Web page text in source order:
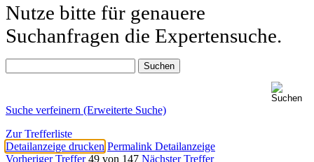
Nutze bitte für genauere
Suchanfragen die Expertensuche.
Suche verfeinern (Erweiterte Suche)
Zur Trefferliste
Detailanzeige drucken Permalink Detailanzeige
Vorheriger Treffer 49 von 147 Nächster Treffer